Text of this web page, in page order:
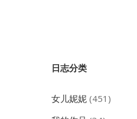
Sidebar
日志分类
女儿妮妮(451)